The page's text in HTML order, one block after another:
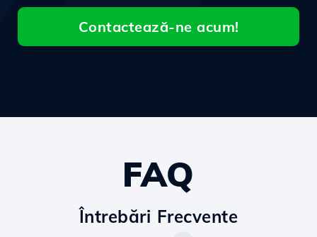
Contactează-ne acum!
FAQ
Întrebări Frecvente